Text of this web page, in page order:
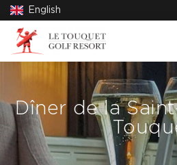
English
Dîner de la